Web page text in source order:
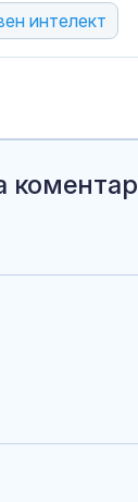
интелект
коментар